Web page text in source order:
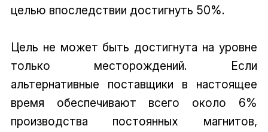
целью впоследствии достигнуть 50%.
Цель не может быть достигнута на уровне
только месторождений. Если
альтернативные поставщики в настоящее
время обеспечивают всего около 6%
производства постоянных магнитов,